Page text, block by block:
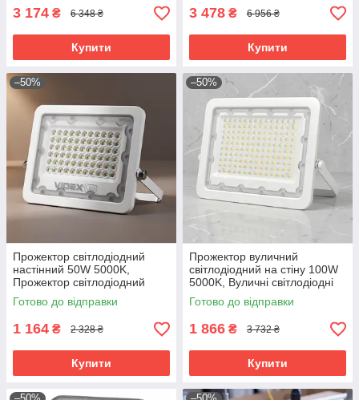
3 174 ₴ 6 348 ₴
Купити
3 478 ₴ 6 956 ₴
Купити
–50%
Прожектор світлодіодний
настінний 50W 5000K,
Прожектор світлодіодний
вуличний, RYH
Готово до відправки
1 164 ₴ 2 328 ₴
Купити
–50%
Прожектор вуличний
світлодіодний на стіну 100W
5000K, Вуличні світлодіодні
прожектори для дому,
Прожектор вуличний
Готово до відправки
1 866 ₴ 3 732 ₴
Купити